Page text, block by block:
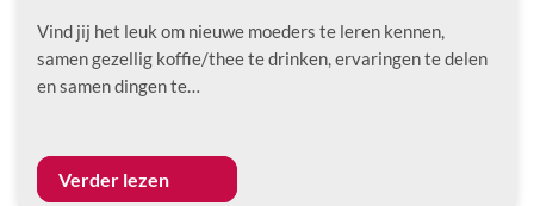
Vind jij het leuk om nieuwe moeders te leren kennen,
samen gezellig koffie/thee te drinken, ervaringen te delen
en samen dingen te…
Verder lezen